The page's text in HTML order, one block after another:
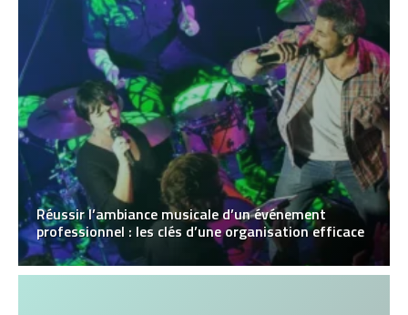
Réussir l’ambiance musicale d’un événement
professionnel : les clés d’une organisation efficace